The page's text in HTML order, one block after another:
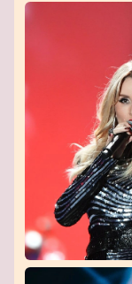
հիմա։
նկատմամբ
ենք տալիս
շոուին ձեր
կայքում
Պատրաստվեք
ի հետ